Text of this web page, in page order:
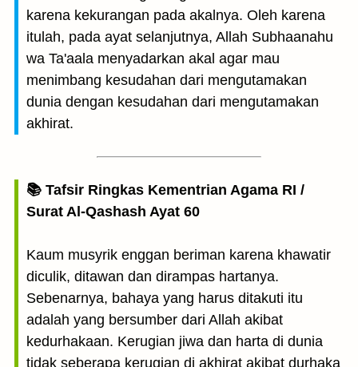
karena kekurangan pada akalnya. Oleh karena
itulah, pada ayat selanjutnya, Allah Subhaanahu
wa Ta'aala menyadarkan akal agar mau
menimbang kesudahan dari mengutamakan
dunia dengan kesudahan dari mengutamakan
akhirat.
📚 Tafsir Ringkas Kementrian Agama RI /
Surat Al-Qashash Ayat 60
Kaum musyrik enggan beriman karena khawatir
diculik, ditawan dan dirampas hartanya.
Sebenarnya, bahaya yang harus ditakuti itu
adalah yang bersumber dari Allah akibat
kedurhakaan. Kerugian jiwa dan harta di dunia
tidak seberapa kerugian di akhirat akibat durhaka